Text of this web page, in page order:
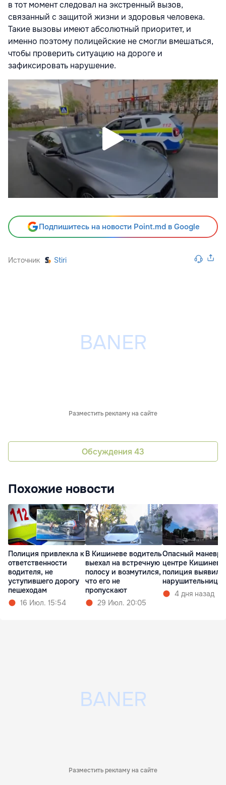
в тот момент следовал на экстренный вызов,
связанный с защитой жизни и здоровья человека.
Такие вызовы имеют абсолютный приоритет, и
именно поэтому полицейские не смогли вмешаться,
чтобы проверить ситуацию на дороге и
зафиксировать нарушение.
Подпишитесь на новости Point.md в Google
Источник Stiri
Разместить рекламу на сайте
Обсуждения 43
Похожие новости
Полиция привлекла к
ответственности
водителя, не
уступившего дорогу
пешеходам
16 Июл. 15:54
В Кишиневе водитель
выехал на встречную
полосу и возмутился,
что его не
пропускают
29 Июл. 20:05
Опасный маневр
центре Кишинева:
полиция выявила
нарушительницу
4 дня назад
Разместить рекламу на сайте